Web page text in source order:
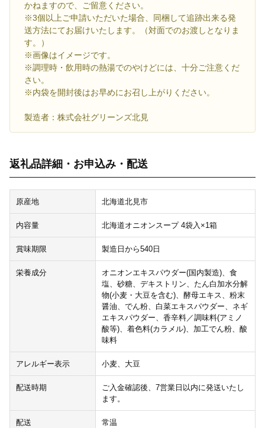
かねますので、ご留意ください。
※3個以上ご申請いただいた場合、同梱して追跡出来る発
送方法にてお届けいたします。（対面でのお渡しとなりま
す。）
※画像はイメージです。
※調理時・飲用時の熱湯でのやけどには、十分ご注意くだ
さい。
※内袋を開封後はお早めにお召し上がりください。
製造者：株式会社グリーンズ北見
返礼品詳細・お申込み・配送
原産地 北海道北見市
内容量 北海道オニオンスープ 4袋入×1箱
賞味期限 製造日から540日
栄養成分
オニオンエキスパウダー(国内製造)、食
塩、砂糖、デキストリン、たん白加水分解
物(小麦・大豆を含む)、酵母エキス、粉末
醤油、でん粉、白菜エキスパウダー、ネギ
エキスパウダー、香辛料／調味料(アミノ
酸等)、着色料(カラメル)、加工でん粉、酸
味料
アレルギー表示 小麦、大豆
配送時期
ご入金確認後、7営業日以内に発送いたし
ます。
配送 常温